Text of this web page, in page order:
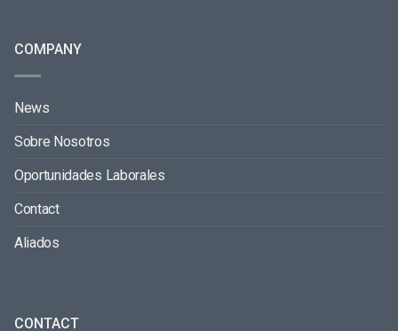
COMPANY
News
Sobre Nosotros
Oportunidades Laborales
Contact
Aliados
CONTACT